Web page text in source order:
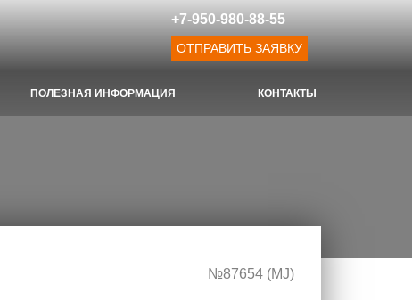
+7-950-980-88-55
ОТПРАВИТЬ ЗАЯВКУ
ПОЛЕЗНАЯ ИНФОРМАЦИЯ КОНТАКТЫ
№87654 (МJ)